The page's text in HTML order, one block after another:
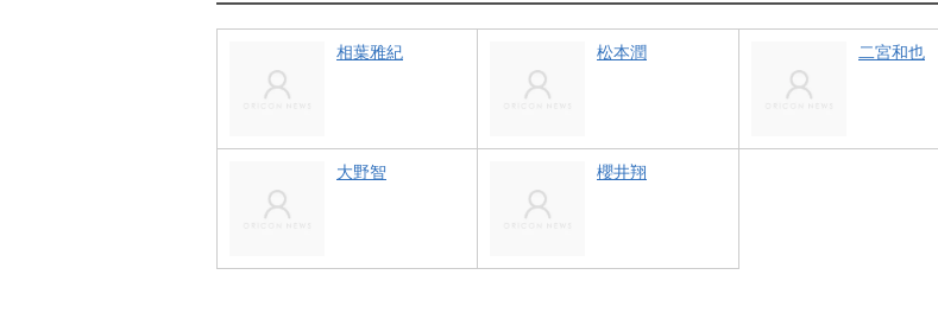
相葉雅紀 松本潤 二宮和也
大野智 櫻井翔